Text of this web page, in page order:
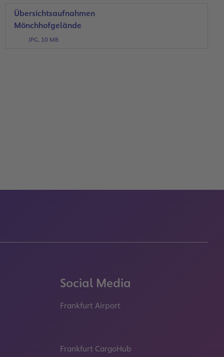
Übersichtsaufnahmen
Mönchhofgelände
JPG, 10 MB
Social Media
Frankfurt Airport
Frankfurt CargoHub